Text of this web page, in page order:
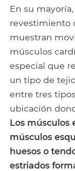
En su
revestimiento
muestran
músculos
especial que
un tipo de
entre tres
ubicación
Los músculos
músculos
huesos o
estriados